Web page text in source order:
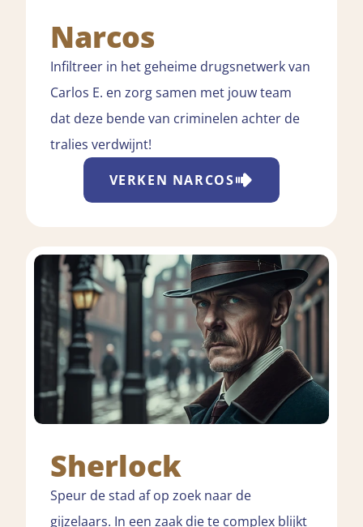
Narcos
Infiltreer in het geheime drugsnetwerk van
Carlos E. en zorg samen met jouw team
dat deze bende van criminelen achter de
tralies verdwijnt!
VERKEN NARCOS
Sherlock
Speur de stad af op zoek naar de
gijzelaars. In een zaak die te complex blijkt